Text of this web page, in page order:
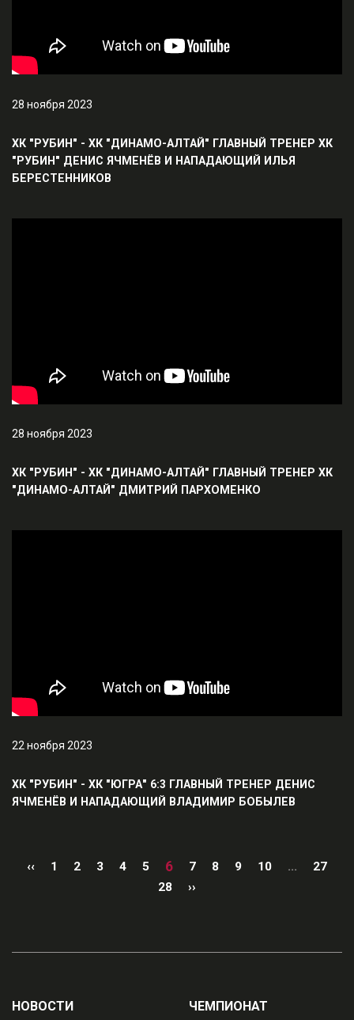
28 ноября 2023
ХК "РУБИН" - ХК "ДИНАМО-АЛТАЙ" ГЛАВНЫЙ ТРЕНЕР ХК
"РУБИН" ДЕНИС ЯЧМЕНЁВ И НАПАДАЮЩИЙ ИЛЬЯ
БЕРЕСТЕННИКОВ
28 ноября 2023
ХК "РУБИН" - ХК "ДИНАМО-АЛТАЙ" ГЛАВНЫЙ ТРЕНЕР ХК
"ДИНАМО-АЛТАЙ" ДМИТРИЙ ПАРХОМЕНКО
22 ноября 2023
ХК "РУБИН" - ХК "ЮГРА" 6:3 ГЛАВНЫЙ ТРЕНЕР ДЕНИС
ЯЧМЕНЁВ И НАПАДАЮЩИЙ ВЛАДИМИР БОБЫЛЕВ
‹‹ 1 2 3 4 5 6 7 8 9 10 ...
27
28
››
НОВОСТИ
ЧЕМПИОНАТ